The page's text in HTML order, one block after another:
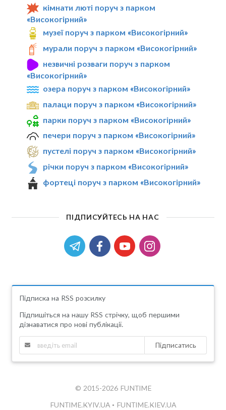
кімнати люті поруч з парком
«Високогірний»
музеї поруч з парком «Високогірний»
мурали поруч з парком «Високогірний»
незвичні розваги поруч з парком
«Високогірний»
озера поруч з парком «Високогірний»
палаци поруч з парком «Високогірний»
парки поруч з парком «Високогірний»
печери поруч з парком «Високогірний»
пустелі поруч з парком «Високогірний»
річки поруч з парком «Високогірний»
фортеці поруч з парком «Високогірний»
ПІДПИСУЙТЕСЬ НА НАС
Підписка на RSS розсилку
Підпишіться на нашу RSS стрічку, щоб першими
дізнаватися про нові публікації.
Підписатись
© 2015-2026 FUNTIME
FUNTIME.KYIV.UA • FUNTIME.KIEV.UA